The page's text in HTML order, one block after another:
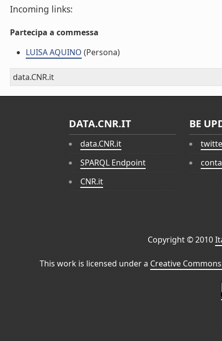
Incoming links:
Partecipa a commessa
LUISA AQUINO (Persona)
data.CNR.it
DATA.CNR.IT
data.CNR.it
SPARQL Endpoint
CNR.it
BE
Copyright © 2010
This work is licensed under a Creative